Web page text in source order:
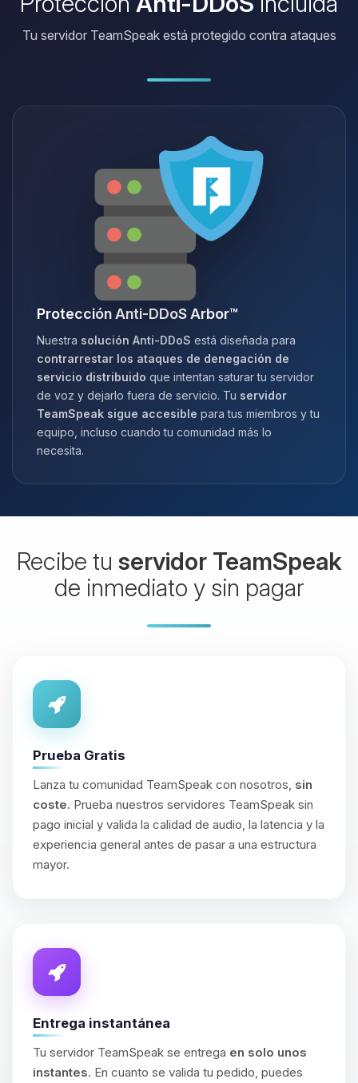
Tu servidor TeamSpeak está protegido contra ataques
Protección Anti-DDoS Arbor™
Nuestra solución Anti-DDoS está diseñada para
contrarrestar los ataques de denegación de
servicio distribuido que intentan saturar tu servidor
de voz y dejarlo fuera de servicio. Tu servidor
TeamSpeak sigue accesible para tus miembros y tu
equipo, incluso cuando tu comunidad más lo
necesita.
Recibe tu servidor TeamSpeak
de inmediato y sin pagar
Prueba Gratis
Lanza tu comunidad TeamSpeak con nosotros, sin
coste. Prueba nuestros servidores TeamSpeak sin
pago inicial y valida la calidad de audio, la latencia y la
experiencia general antes de pasar a una estructura
mayor.
Entrega instantánea
Tu servidor TeamSpeak se entrega en solo unos
instantes. En cuanto se valida tu pedido, puedes